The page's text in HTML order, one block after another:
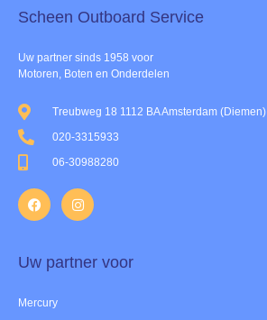
Scheen Outboard Service​
Uw partner sinds 1958 voor
Motoren, Boten en Onderdelen
Treubweg 18 1112 BA Amsterdam (Diemen)
020-3315933
06-30988280
Uw partner voor
Mercury